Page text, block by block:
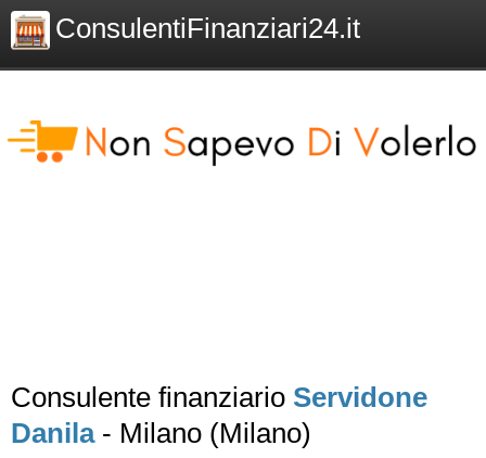
ConsulentiFinanziari24.it
Consulente finanziario Servidone
Danila- Milano (Milano)